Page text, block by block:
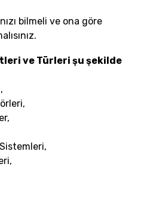
bilmeli ve ona göre
ve Türleri şu şekilde